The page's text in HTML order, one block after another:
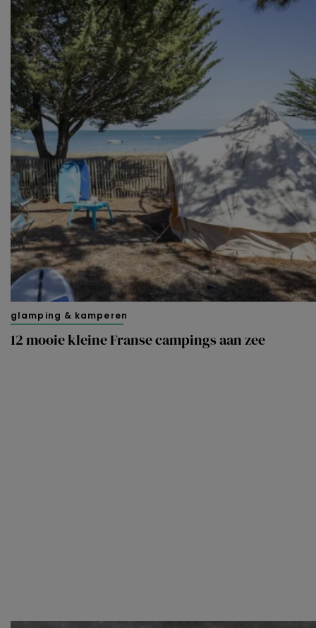
van derde partijen om gepersonaliseerde advertenties te
tonen en/of de inhoud van de advertenties op je
voorkeuren af te stemmen. Je kunt je voorkeuren
beheren via ‘Zelf instellen’. Klik je op ‘Accepteren en
doorgaan’ dan ga je akkoord met het gebruik van alle
cookies zoals omschreven in onze
Cookieverklaring.
Merci!
glamping & kamperen
12 mooie kleine Franse campings aan zee